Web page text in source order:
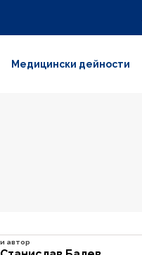
Медицински дейности
автор